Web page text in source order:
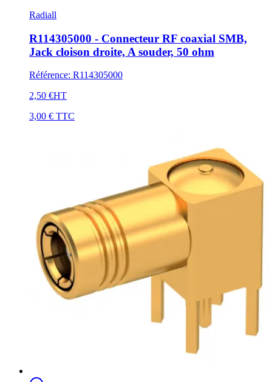
Radiall
R114305000 - Connecteur RF coaxial SMB,
Jack cloison droite, A souder, 50 ohm
Référence: R114305000
2,50 €HT
3,00 € TTC